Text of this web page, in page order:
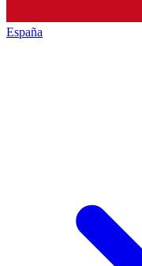
España